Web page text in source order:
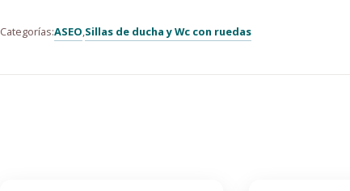
Categorías:ASEO,Sillas de ducha y Wc con ruedas